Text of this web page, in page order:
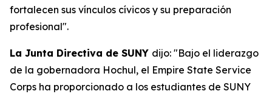
fortalecen sus vínculos cívicos y su preparación
profesional".
La Junta Directiva de SUNY dijo: "Bajo el liderazgo
de la gobernadora Hochul, el Empire State Service
Corps ha proporcionado a los estudiantes de SUNY